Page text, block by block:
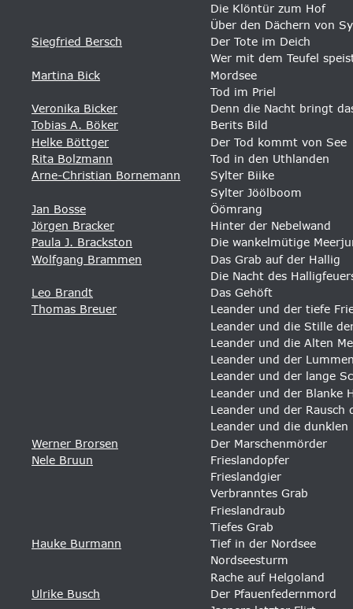
Die Klöntür zum Hof
Über den Dächern von
Siegfried Bersch
Der Tote im Deich
Wer mit dem Teufel
Martina Bick
Mordsee
Tod im Priel
Veronika Bicker
Denn die Nacht bringt
Tobias A. Böker
Berits Bild
Helke Böttger
Der Tod kommt von See
Rita Bolzmann
Tod in den Uthlanden
Arne-Christian Bornemann
Sylter Biike
Sylter Jöölboom
Jan Bosse
Öömrang
Jörgen Bracker
Hinter der Nebelwand
Paula J. Brackston
Die wankelmütige
Wolfgang Brammen
Das Grab auf der Hallig
Die Nacht des
Leo Brandt
Das Gehöft
Thomas Breuer
Leander und der tiefe
Leander und die Stille
Leander und die Alten
Leander und der
Leander und der lange
Leander und der Blanke
Leander und der Rausch
Leander und die dunklen
Werner Brorsen
Der Marschenmörder
Nele Bruun
Frieslandopfer
Frieslandgier
Verbranntes Grab
Frieslandraub
Tiefes Grab
Hauke Burmann
Tief in der Nordsee
Nordseesturm
Rache auf Helgoland
Ulrike Busch
Der Pfauenfedernmord